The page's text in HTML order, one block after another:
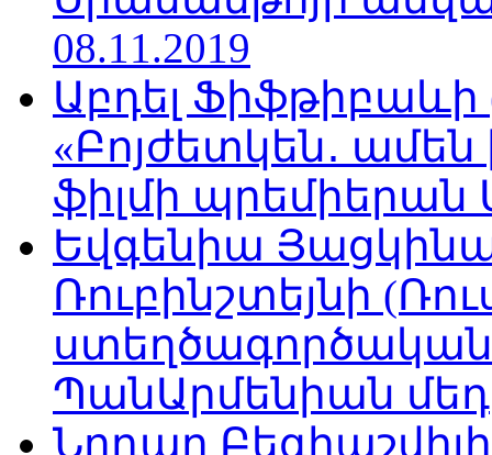
08.11.2019
Աբդել
«Բոյժետկեն․
ֆիլմի պրեմիերան
Եվգենիա
Ռուբինշտեյնի
ՊանԱրմենիան
Նոդար